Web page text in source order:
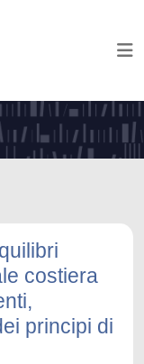
costiera
principi di